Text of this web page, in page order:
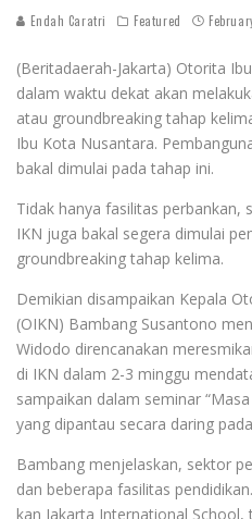
Endah Caratri Featured
(Beritadaerah-Jakarta) Otorita
dalam waktu dekat akan
atau groundbreaking tahap
Ibu Kota Nusantara.
bakal dimulai pada tahap ini.
Tidak hanya fasilitas perbankan,
IKN juga bakal segera dimulai
groundbreaking tahap kelima.
Demikian disampaikan Kepala
(OIKN) Bambang Susantono
Widodo direncanakan
di IKN dalam 2-3 minggu
sampaikan dalam seminar
yang dipantau secara daring
Bambang menjelaskan, sektor
dan beberapa fasilitas
kan Jakarta International